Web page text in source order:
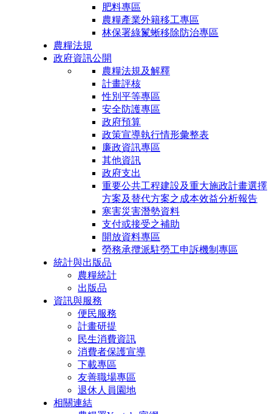
肥料專區
農糧產業外籍移工專區
林保署綠鬣蜥移除防治專區
農糧法規
政府資訊公開
農糧法規及解釋
計畫評核
性別平等專區
安全防護專區
政府預算
政策宣導執行情形彙整表
廉政資訊專區
其他資訊
政府支出
重要公共工程建設及重大施政計畫選擇
方案及替代方案之成本效益分析報告
寒害災害潛勢資料
支付或接受之補助
開放資料專區
勞務承攬派駐勞工申訴機制專區
統計與出版品
農糧統計
出版品
資訊與服務
便民服務
計畫研提
民生消費資訊
消費者保護宣導
下載專區
友善職場專區
退休人員園地
相關連結